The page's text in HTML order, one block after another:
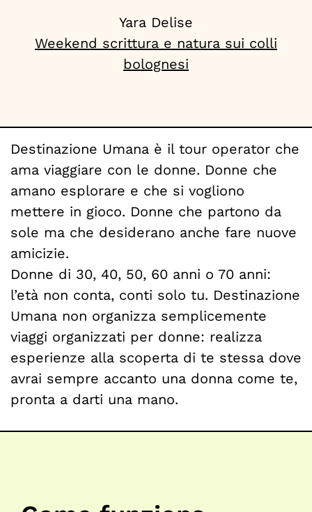
Yara Delise
Weekend scrittura e natura sui colli
bolognesi
Destinazione Umana è il tour operator che
ama viaggiare con le donne. Donne che
amano esplorare e che si vogliono
mettere in gioco. Donne che partono da
sole ma che desiderano anche fare nuove
amicizie.
Donne di 30, 40, 50, 60 anni o 70 anni:
l’età non conta, conti solo tu. Destinazione
Umana non organizza semplicemente
viaggi organizzati per donne: realizza
esperienze alla scoperta di te stessa dove
avrai sempre accanto una donna come te,
pronta a darti una mano.